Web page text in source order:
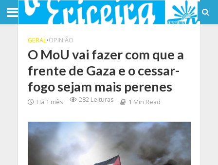
GERAL•OPINIÃO
O MoU vai fazer com que a
frente de Gaza e o cessar-
fogo sejam mais perenes
Há 1 mês 282 Leituras 1 Min Read